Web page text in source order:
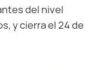
del nivel
y cierra el 24 de